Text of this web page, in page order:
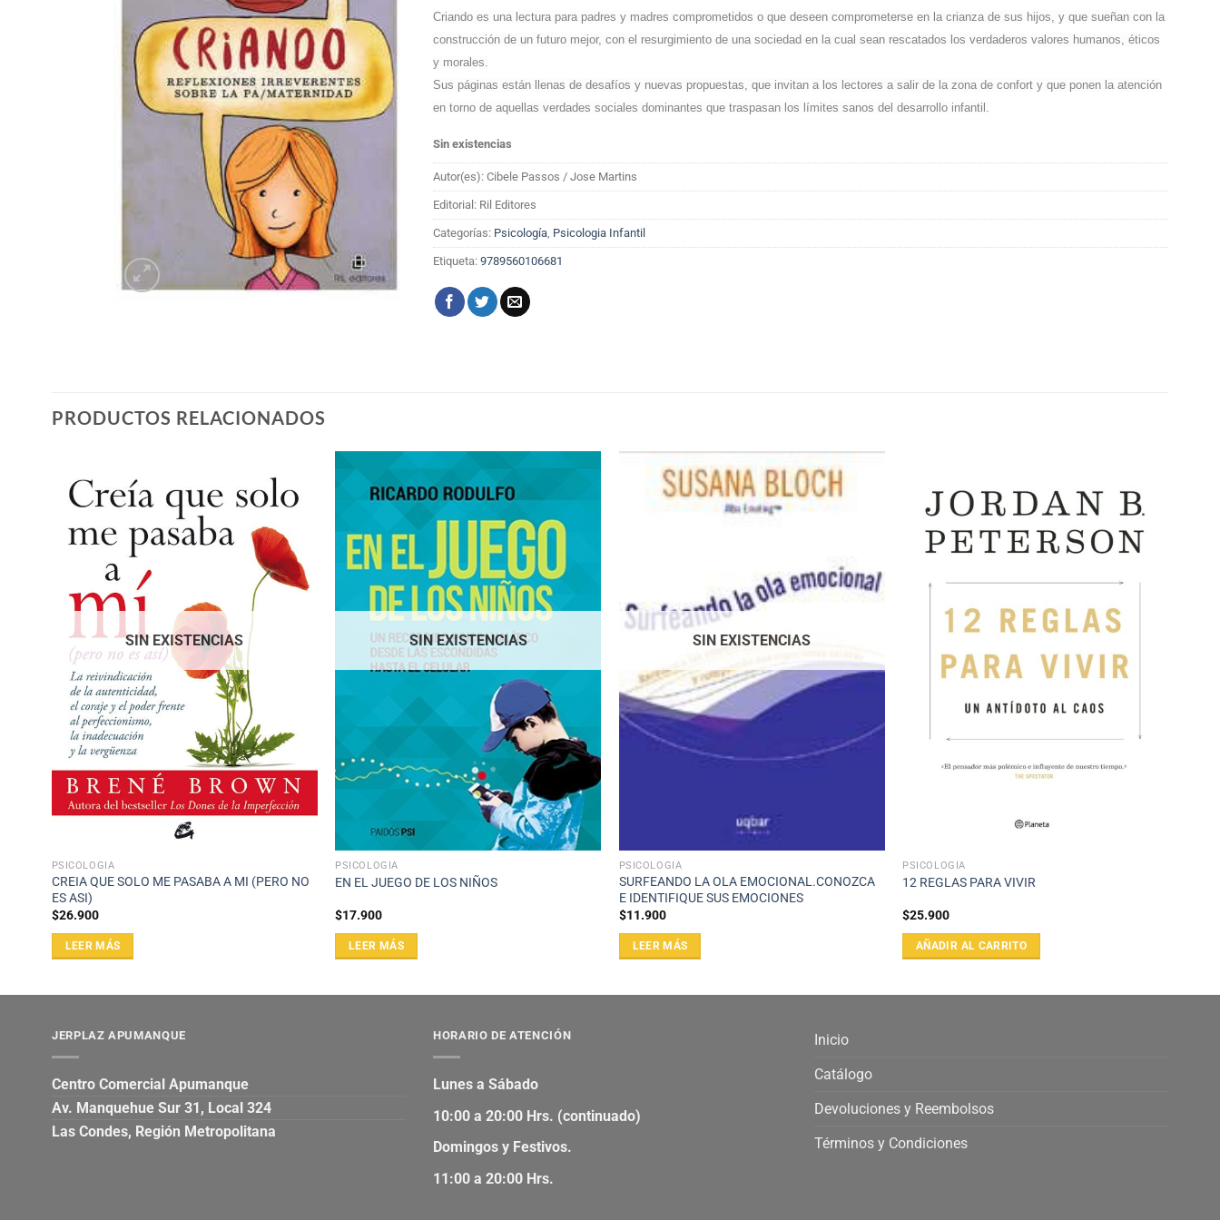
Criando es una lectura para padres y madres comprometidos o que deseen comprometerse en la crianza de sus hijos, y que sueñan con la
construcción de un futuro mejor, con el resurgimiento de una sociedad en la cual sean rescatados los verdaderos valores humanos, éticos
y morales.
Sus páginas están llenas de desafíos y nuevas propuestas, que invitan a los lectores a salir de la zona de confort y que ponen la atención
en torno de aquellas verdades sociales dominantes que traspasan los límites sanos del desarrollo infantil.
Sin existencias
Autor(es): Cibele Passos / Jose Martins
Editorial: Ril Editores
Categorías: Psicología, Psicologia Infantil
Etiqueta: 9789560106681
PRODUCTOS RELACIONADOS
SIN EXISTENCIAS
PSICOLOGÍA
CREIA QUE SOLO ME PASABA A MI (PERO NO
ES ASI)
$26.900
LEER MÁS
SIN EXISTENCIAS
PSICOLOGÍA
EN EL JUEGO DE LOS NIÑOS
$17.900
LEER MÁS
SIN EXISTENCIAS
PSICOLOGÍA
SURFEANDO LA OLA EMOCIONAL.CONOZCA
E IDENTIFIQUE SUS EMOCIONES
$11.900
LEER MÁS
PSICOLOGÍA
12 REGLAS PARA VIVIR
$25.900
AÑADIR AL CARRITO
JERPLAZ APUMANQUE
Centro Comercial Apumanque
Av. Manquehue Sur 31, Local 324
Las Condes, Región Metropolitana
HORARIO DE ATENCIÓN
Lunes a Sábado
10:00 a 20:00 Hrs. (continuado)
Domingos y Festivos.
11:00 a 20:00 Hrs.
Inicio
Catálogo
Devoluciones y Reembolsos
Términos y Condiciones